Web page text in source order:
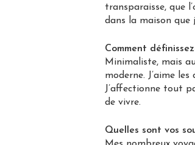
transparaisse, que
dans la maison que
Comment
Minimaliste, mais
moderne. J’aime
J’affectionne tout
de vivre.
Quelles sont vos